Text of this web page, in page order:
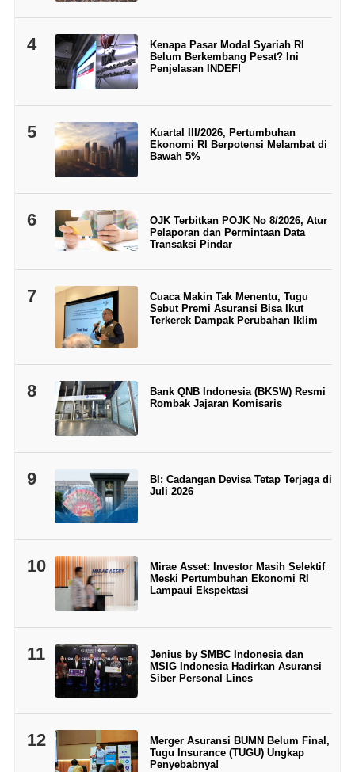
4
Kenapa Pasar Modal Syariah RI
Belum Berkembang Pesat? Ini
Penjelasan INDEF!
5
Kuartal III/2026, Pertumbuhan
Ekonomi RI Berpotensi Melambat di
Bawah 5%
6
OJK Terbitkan POJK No 8/2026, Atur
Pelaporan dan Permintaan Data
Transaksi Pindar
7
Cuaca Makin Tak Menentu, Tugu
Sebut Premi Asuransi Bisa Ikut
Terkerek Dampak Perubahan Iklim
8
Bank QNB Indonesia (BKSW) Resmi
Rombak Jajaran Komisaris
9
BI: Cadangan Devisa Tetap Terjaga di
Juli 2026
10
Mirae Asset: Investor Masih Selektif
Meski Pertumbuhan Ekonomi RI
Lampaui Ekspektasi
11
Jenius by SMBC Indonesia dan
MSIG Indonesia Hadirkan Asuransi
Siber Personal Lines
12
Merger Asuransi BUMN Belum Final,
Tugu Insurance (TUGU) Ungkap
Penyebabnya!